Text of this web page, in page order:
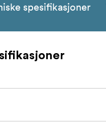
spesifikasjoner